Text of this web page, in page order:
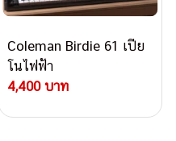
Coleman Birdie 61 เปีย
โนไฟฟ้า
4,400 บาท